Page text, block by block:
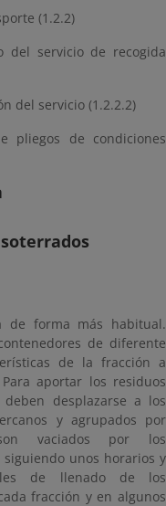
(1.2.2)
servicio de recogida
del servicio (1.2.2.2)
de condiciones
de forma más habitual.
de diferente
de la fracción a
aportar los residuos
desplazarse a los
y agrupados por
vaciados por los
unos horarios y
de llenado de los
fracción y en algunos